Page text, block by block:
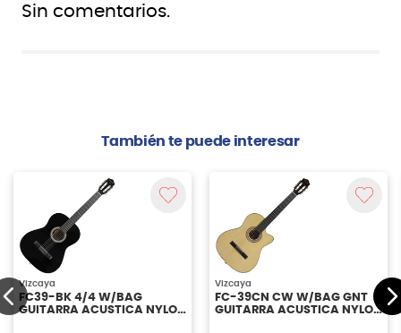
Sin comentarios.
También te puede interesar
Vizcaya
FC39-BK 4/4 W/BAG
GUITARRA ACUSTICA NYLON
Vizcaya
FC-39CN CW W/BAG GNT
GUITARRA ACUSTICA NYLON